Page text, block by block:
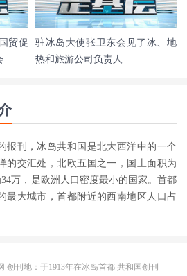
贸促
驻冰岛大使张卫东会见了冰、地
热和旅游公司负责人
报刊，冰岛共和国是北大西洋中的一个
的交汇处，北欧五国之一，国土面积为
万，是欧洲人口密度最小的国家。首都
最大城市，首都附近的西南地区人口占
创刊地：于1913年在冰岛首都 共和国创刊